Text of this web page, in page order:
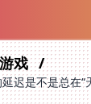
戏
迟是不是总在“